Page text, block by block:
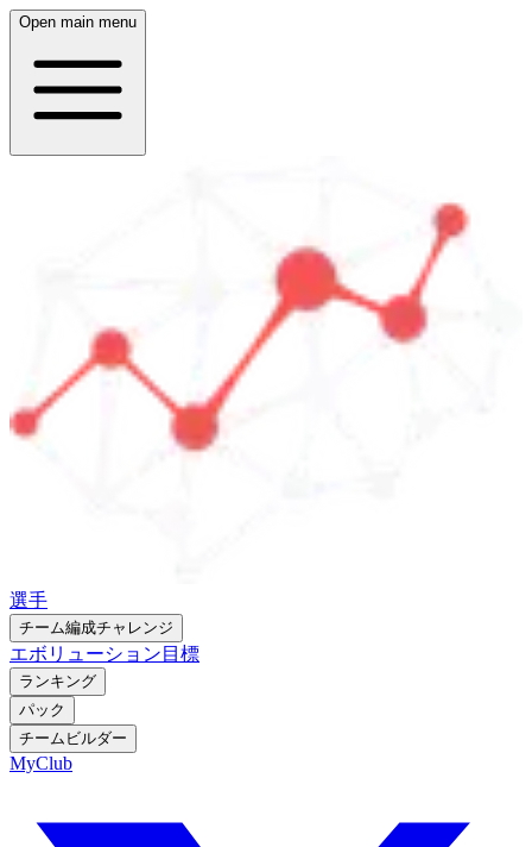
Open main menu
選手
チーム編成チャレンジ
エボリューション 目標
ランキング
パック
チームビルダー
MyClub